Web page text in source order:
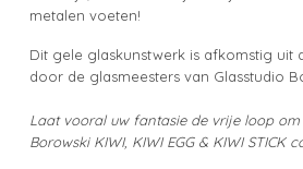
metalen voeten!
Dit gele glaskunstwerk is afkomstig uit
door de glasmeesters van Glasstudio
Laat vooral uw fantasie de vrije loop
Borowski KIWI, KIWI EGG & KIWI STICK